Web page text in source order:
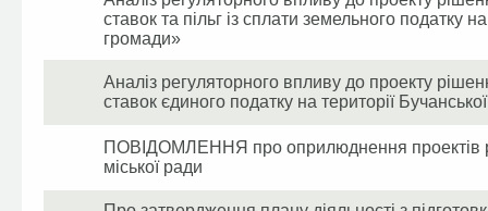
ставок та пільг із сплати земельного податку
громади»
Аналіз регуляторного впливу до проекту
ставок єдиного податку на території
ПОВІДОМЛЕННЯ про оприлюднення проектів
міської ради